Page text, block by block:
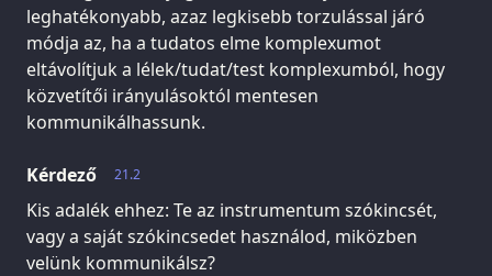
leghatékonyabb, azaz legkisebb torzulással járó
módja az, ha a tudatos elme komplexumot
eltávolítjuk a lélek/tudat/test komplexumból, hogy
közvetítői irányulásoktól mentesen
kommunikálhassunk.
21.2
Kérdező
Kis adalék ehhez: Te az instrumentum szókincsét,
vagy a saját szókincsedet használod, miközben
velünk kommunikálsz?